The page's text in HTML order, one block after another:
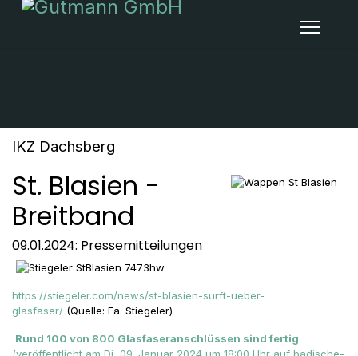
IKZ Dachsberg
St. Blasien -
Breitband
09.01.2024: Pressemitteilungen
https://stiegeler.com/news/st-blasien-surft-ueber-
glasfaser/ (Quelle: Fa. Stiegeler)
Rund 100 von 800 Glasfaseranschlüssen sind fertig